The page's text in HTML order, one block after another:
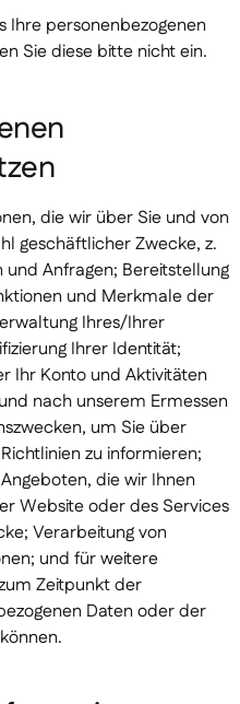
Ihre personenbezogenen
Sie diese bitte nicht ein.
die wir über Sie und von
geschäftlicher Zwecke, z.
Anfragen; Bereitstellung
und Merkmale der
Ihres/Ihrer
Ihrer Identität;
Ihr Konto und Aktivitäten
nach unserem Ermessen
um Sie über
zu informieren;
die wir Ihnen
Website oder des Services
Verarbeitung von
und für weitere
Zeitpunkt der
Daten oder der